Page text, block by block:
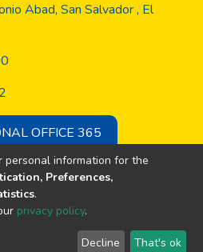
Abad, San Salvador , El
OFFICE 365
© Todos los derechos son
Evangélica de El
personal information for the
Preferences,
.
privacy policy.
Decline That's ok